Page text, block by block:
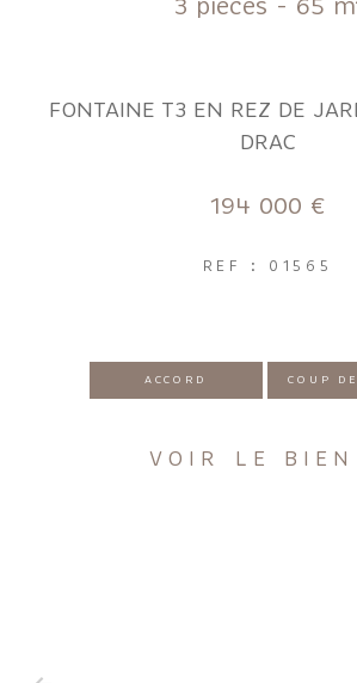
FONTAINE T3 EN REZ DE
DRAC
194 000 €
REF : 01565
ACCORD COUP
VOIR LE BIEN